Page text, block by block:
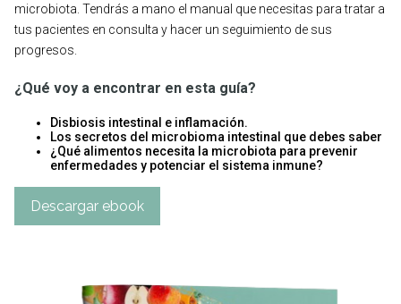
microbiota. Tendrás a mano el manual que necesitas para tratar a
tus pacientes en consulta y hacer un seguimiento de sus
progresos.
¿Qué voy a encontrar en esta guía?
Disbiosis intestinal e inflamación.
Los secretos del microbioma intestinal que debes saber
¿Qué alimentos necesita la microbiota para prevenir
enfermedades y potenciar el sistema inmune?
Descargar ebook